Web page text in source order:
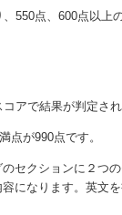
550点、600点以上
アで結果が判定され
点が990点です。
セクションに２つ
になります。英文